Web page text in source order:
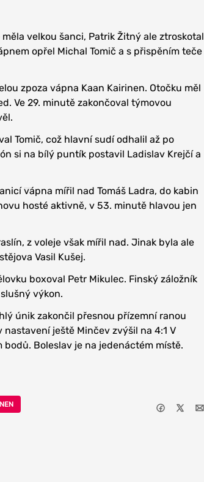
velkou šanci, Patrik Žitný ale ztroskotal
opřel Michal Tomič a s přispěním teče
zpoza vápna Kaan Kairinen. Otočku měl
Ve 29. minutě zakončoval týmovou
Tomič, což hlavní sudí odhalil až po
si na bílý puntík postavil Ladislav Krejčí a
vápna mířil nad Tomáš Ladra, do kabin
hosté aktivně, v 53. minutě hlavou jen
z voleje však mířil nad. Jinak byla ale
Vasil Kušej.
boxoval Petr Mikulec. Finský záložník
výkon.
únik zakončil přesnou přízemní ranou
ještě Minčev zvýšil na 4:1 V
Boleslav je na jedenáctém místě.